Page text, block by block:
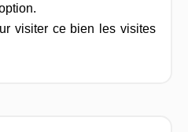
visiter ce bien les visites